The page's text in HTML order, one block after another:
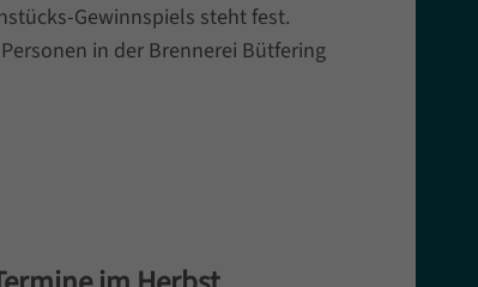
Gewinnspiels steht fest.
in der Brennerei Bütfering